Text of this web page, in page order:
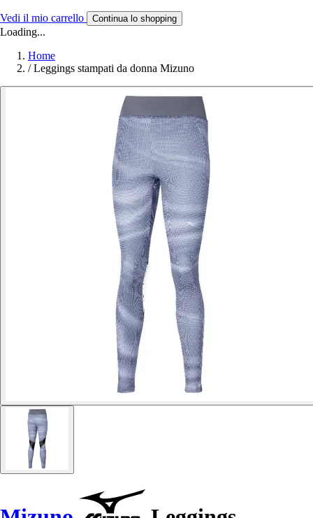
Vedi il mio carrello Continua lo shopping
Loading...
Home
/ Leggings stampati da donna Mizuno